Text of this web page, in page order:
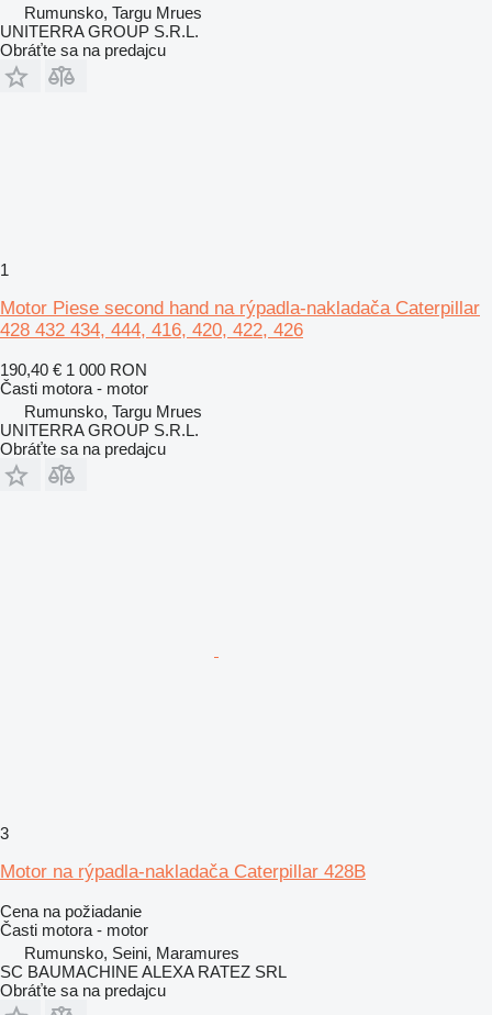
Rumunsko, Targu Mrues
UNITERRA GROUP S.R.L.
Obráťte sa na predajcu
1
Motor Piese second hand na rýpadla-nakladača Caterpillar
428 432 434, 444, 416, 420, 422, 426
190,40 € 1 000 RON
Časti motora - motor
Rumunsko, Targu Mrues
UNITERRA GROUP S.R.L.
Obráťte sa na predajcu
3
Motor na rýpadla-nakladača Caterpillar 428B
Cena na požiadanie
Časti motora - motor
Rumunsko, Seini, Maramures
SC BAUMACHINE ALEXA RATEZ SRL
Obráťte sa na predajcu